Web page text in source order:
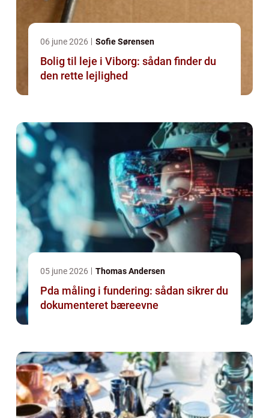
06 june 2026 Sofie Sørensen
Bolig til leje i Viborg: sådan finder du
den rette lejlighed
05 june 2026 Thomas Andersen
Pda måling i fundering: sådan sikrer du
dokumenteret bæreevne